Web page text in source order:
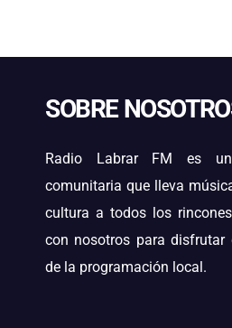
SOBRE
Radio Labrar FM es
comunitaria que lleva
cultura a todos los
con nosotros para disfrutar
de la programación local.